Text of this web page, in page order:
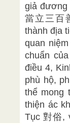
giả đương
當立三百
thành địa
quan
chuẩn
điều 4,
phù hộ,
thể mong
thiện ác
Tục 對俗,